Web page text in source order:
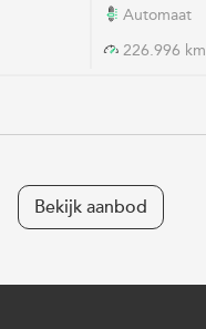
Automaat
226.996 km
Bekijk aanbod